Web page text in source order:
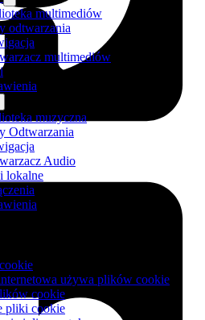
multimediów
odtwarzania
multimediów
muzyczna
Odtwarzania
Audio
lokalne
używa plików cookie
cookie
pliki cookie